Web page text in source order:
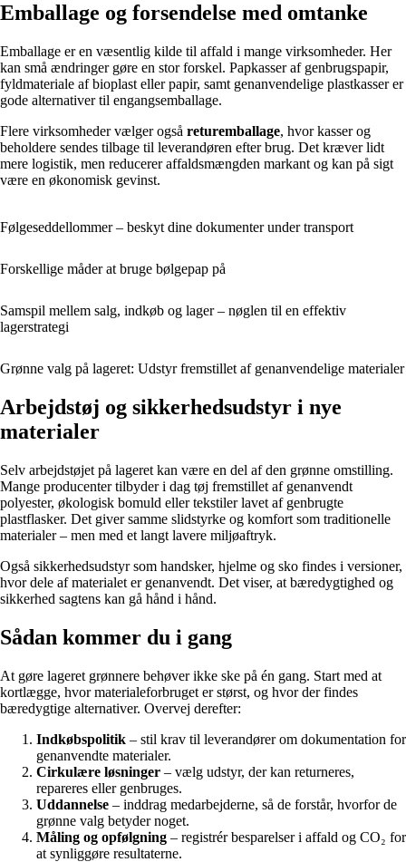
Emballage og forsendelse med omtanke
Emballage er en væsentlig kilde til affald i mange virksomheder. Her
kan små ændringer gøre en stor forskel. Papkasser af genbrugspapir,
fyldmateriale af bioplast eller papir, samt genanvendelige plastkasser er
gode alternativer til engangsemballage.
Flere virksomheder vælger også returemballage, hvor kasser og
beholdere sendes tilbage til leverandøren efter brug. Det kræver lidt
mere logistik, men reducerer affaldsmængden markant og kan på sigt
være en økonomisk gevinst.
Følgeseddellommer – beskyt dine dokumenter under transport
Forskellige måder at bruge bølgepap på
Samspil mellem salg, indkøb og lager – nøglen til en effektiv
lagerstrategi
Grønne valg på lageret: Udstyr fremstillet af genanvendelige materialer
Arbejdstøj og sikkerhedsudstyr i nye
materialer
Selv arbejdstøjet på lageret kan være en del af den grønne omstilling.
Mange producenter tilbyder i dag tøj fremstillet af genanvendt
polyester, økologisk bomuld eller tekstiler lavet af genbrugte
plastflasker. Det giver samme slidstyrke og komfort som traditionelle
materialer – men med et langt lavere miljøaftryk.
Også sikkerhedsudstyr som handsker, hjelme og sko findes i versioner,
hvor dele af materialet er genanvendt. Det viser, at bæredygtighed og
sikkerhed sagtens kan gå hånd i hånd.
Sådan kommer du i gang
At gøre lageret grønnere behøver ikke ske på én gang. Start med at
kortlægge, hvor materialeforbruget er størst, og hvor der findes
bæredygtige alternativer. Overvej derefter:
Indkøbspolitik – stil krav til leverandører om dokumentation for
genanvendte materialer.
Cirkulære løsninger – vælg udstyr, der kan returneres,
repareres eller genbruges.
Uddannelse – inddrag medarbejderne, så de forstår, hvorfor de
grønne valg betyder noget.
Måling og opfølgning – registrér besparelser i affald og CO₂ for
at synliggøre resultaterne.